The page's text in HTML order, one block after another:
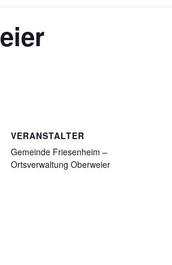
VERANSTALTER
Gemeinde Friesenheim –
Ortsverwaltung Oberweier